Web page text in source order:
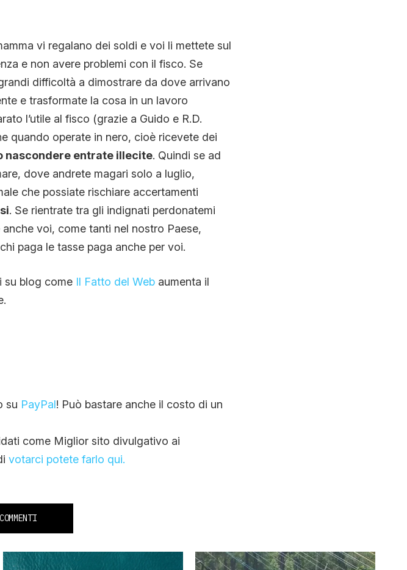
vi regalano dei soldi e voi li mettete sul
e non avere problemi con il fisco. Se
difficoltà a dimostrare da dove arrivano
e trasformate la cosa in un lavoro
l’utile al fisco (grazie a Guido e R.D.
quando operate in nero, cioè ricevete dei
nascondere entrate illecite. Quindi se ad
dove andrete magari solo a luglio,
che possiate rischiare accertamenti
. Se rientrate tra gli indignati perdonatemi
voi, come tanti nel nostro Paese,
paga le tasse paga anche per voi.
su blog come Il Fatto del Webaumenta il
su PayPal! Può bastare anche il costo di un
come Miglior sito divulgativo ai
votarci potete farlo qui.